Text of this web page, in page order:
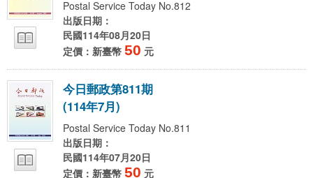
Postal Service Today No.812
出版日期：
民國114年08月20日
定價：新臺幣 50 元
今日郵政第811期
(114年7月)
Postal Service Today No.811
出版日期：
民國114年07月20日
定價：新臺幣 50 元